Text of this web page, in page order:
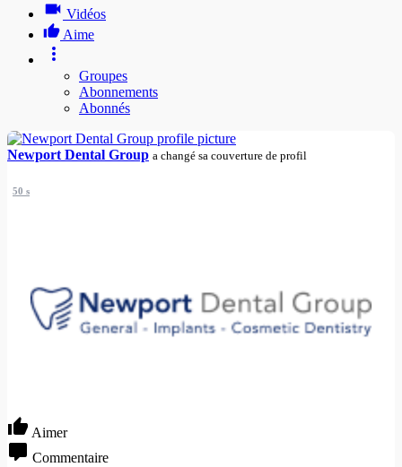
Vidéos
Aime
Groupes
Abonnements
Abonnés
Newport Dental Group a changé sa couverture de profil
50 s
Aimer
Commentaire